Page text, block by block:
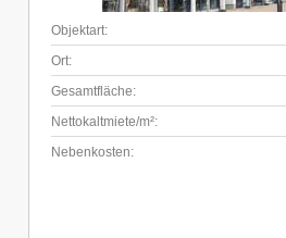
Objektart:
Ort:
Gesamtfläche:
Nettokaltmiete/m²:
Nebenkosten: